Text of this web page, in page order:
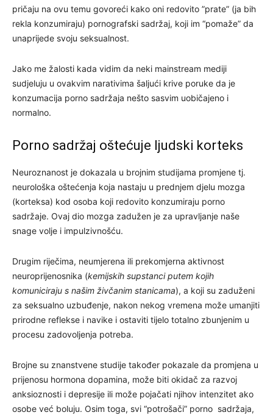
pričaju na ovu temu govoreći kako oni redovito ”prate” (ja bih
rekla konzumiraju) pornografski sadržaj, koji im “pomaže” da
unaprijede svoju seksualnost.
Jako me žalosti kada vidim da neki mainstream mediji
sudjeluju u ovakvim narativima šaljući krive poruke da je
konzumacija porno sadržaja nešto sasvim uobičajeno i
normalno.
Porno sadržaj oštećuje ljudski korteks
Neuroznanost je dokazala u brojnim studijama promjene tj.
neurološka oštećenja koja nastaju u prednjem djelu mozga
(korteksa) kod osoba koji redovito konzumiraju porno
sadržaje. Ovaj dio mozga zadužen je za upravljanje naše
snage volje i impulzivnošću.
Drugim riječima, neumjerena ili prekomjerna aktivnost
neuroprijenosnika (kemijskih supstanci putem kojih
komuniciraju s našim živčanim stanicama), a koji su zaduženi
za seksualno uzbuđenje, nakon nekog vremena može umanjiti
prirodne reflekse i navike i ostaviti tijelo totalno zbunjenim u
procesu zadovoljenja potreba.
Brojne su znanstvene studije također pokazale da promjena u
prijenosu hormona dopamina, može biti okidač za razvoj
anksioznosti i depresije ili može pojačati njihov intenzitet ako
osobe već boluju. Osim toga, svi “potrošači” porno sadržaja,